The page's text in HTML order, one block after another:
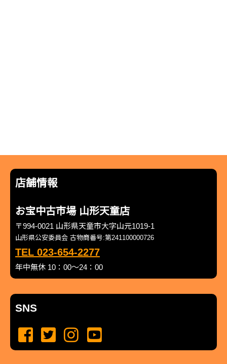
店舗情報
お宝中古市場 山形天童店
〒994-0021 山形県天童市大字山元1019-1
山形県公安委員会 古物商番号:第241100000726
TEL 023-654-2277
年中無休 10：00～24：00
SNS